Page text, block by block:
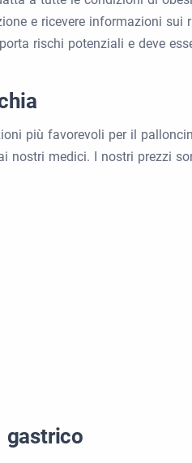
e ricevere informazioni sui
rischi potenziali e deve
più favorevoli per il
nostri medici. I nostri prezzi
gastrico